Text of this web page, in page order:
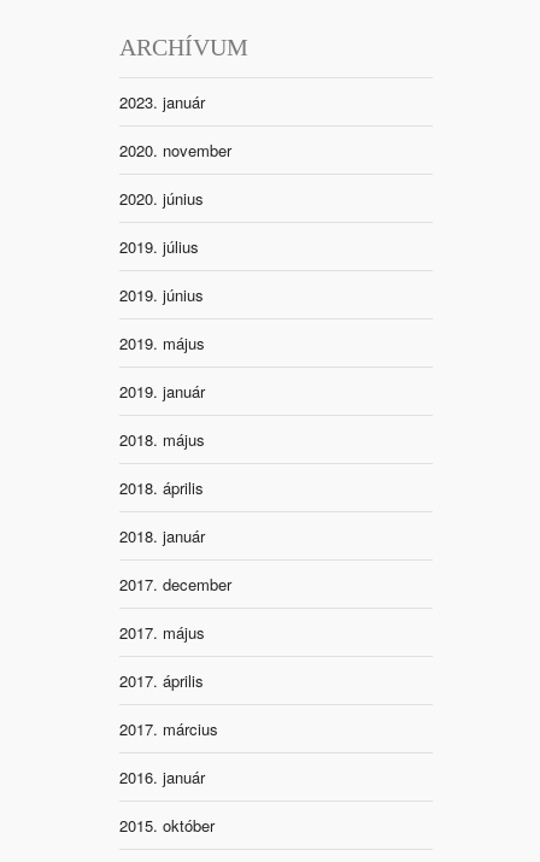
ARCHÍVUM
2023. január
2020. november
2020. június
2019. július
2019. június
2019. május
2019. január
2018. május
2018. április
2018. január
2017. december
2017. május
2017. április
2017. március
2016. január
2015. október